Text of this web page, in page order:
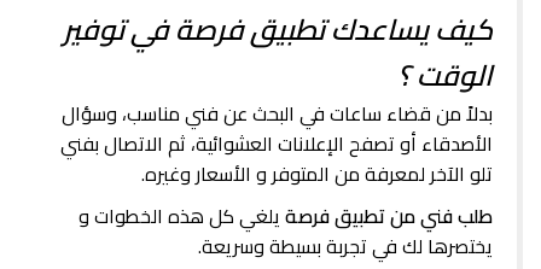
كيف يساعدك تطبيق فرصة في توفير
الوقت ؟
بدلاً من قضاء ساعات في البحث عن فني مناسب، وسؤال
الأصدقاء أو تصفح الإعلانات العشوائية، ثم الاتصال بفني
تلو الآخر لمعرفة من المتوفر و الأسعار وغيره.
طلب فني من تطبيق فرصةيلغي كل هذه الخطوات و
يختصرها لك في تجربة بسيطة وسريعة.